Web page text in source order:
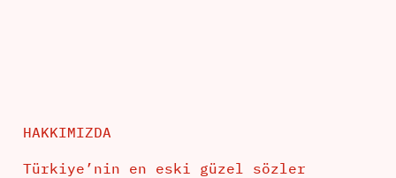
HAKKIMIZDA
Türkiye’nin en eski güzel sözler